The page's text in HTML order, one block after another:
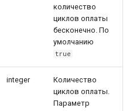
количество
циклов оплаты
бесконечно. По
умолчанию
true
integer
Количество
циклов оплаты.
Параметр